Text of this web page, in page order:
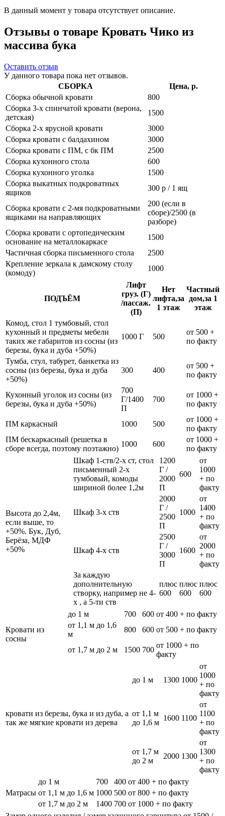
В данный момент у товара отсутствует описание.
Отзывы о товаре Кровать Чико из
массива бука
Оставить отзыв
У данного товара пока нет отзывов.
СБОРКА
Цена, р.
Сборка обычной кровати
800
Сборка 3-х спинчатой кровати (верона,
детская)
1500
Сборка 2-х ярусной кровати
3000
Сборка кровати с балдахином
3000
Сборка кровати с ПМ, с бк ПМ
2500
Сборка кухонного стола
600
Сборка кухонного уголка
1500
Сборка выкатных подкроватных
ящиков
300 р / 1 ящ
Сборка кровати с 2-мя подкроватными
ящиками на направляющих
200 (если в
сборе)/2500 (в
разборе)
Сборка кровати с ортопедическим
основание на металлокаркасе
1500
Частичная сборка письменного стола
2500
Крепление зеркала к дамскому столу
(комоду)
1000
ПОДЪЁМ
Лифт
груз. (Г)
/пассаж.
(П)
Нет
лифта,за
1 этаж
Частный
дом,за 1
этаж
Комод, стол 1 тумбовый, стол
кухонный и предметы мебели
таких же габаритов из сосны (из
березы, бука и дуба +50%)
1000 Г 500
от 500 +
по факту
Тумба, стул, табурет, банкетка из
сосны (из березы, бука и дуба
+50%)
300 400
от 500 +
по факту
Кухонный уголок из сосны (из
березы, бука и дуба +50%)
700
Г/1400
П
700
от 1000 +
по факту
ПМ каркасный 1000 500
от 1000 +
по факту
ПМ бескаркасный (решетка в
сборе всегда, поэтому поэтажно)
1000 600
от 1000 +
по факту
Высота до 2,4м,
если выше, то
+50%. Бук, Дуб,
Берёза, МДФ
+50%
Шкаф 1-ств/2-х ст, стол
письменный 2-х
тумбовый, комоды
шириной более 1,2м
1200
Г /
2000
П
600
от
1000
+ по
факту
Шкаф 3-х ств
2000
Г /
2500
П
1000
от
1400
+ по
факту
Шкаф 4-х ств
2500
Г /
3000
П
1600
от
2000
+ по
факту
За каждую
дополнительную
створку, например не 4-
х , а 5-ти ств
плюс
600
плюс
600
плюс
600
Кровати из
сосны
до 1 м 700 600 от 400 + по факту
от 1,1 м до 1,6
м
800 600 от 500 + по факту
от 1,7 м до 2 м 1500 700
от 1000 + по
факту
кровати из березы, бука и из дуба, а
так же мягкие кровати из дерева
до 1 м 1300 1000
от
1000
+ по
факту
от 1,1 м
до 1,6 м
1600 1100
от
1100
+ по
факту
от 1,7 м
до 2 м
2000 1300
от
1300
+ по
факту
Матрасы
до 1 м 700 400 от 400 + по факту
от 1,1 м до 1,6 м 1000 500 от 800 + по факту
от 1,7 м до 2 м
1400 700 от 1000 + по факту